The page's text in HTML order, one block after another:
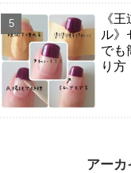
《
ル》
でも
り方
アーカ